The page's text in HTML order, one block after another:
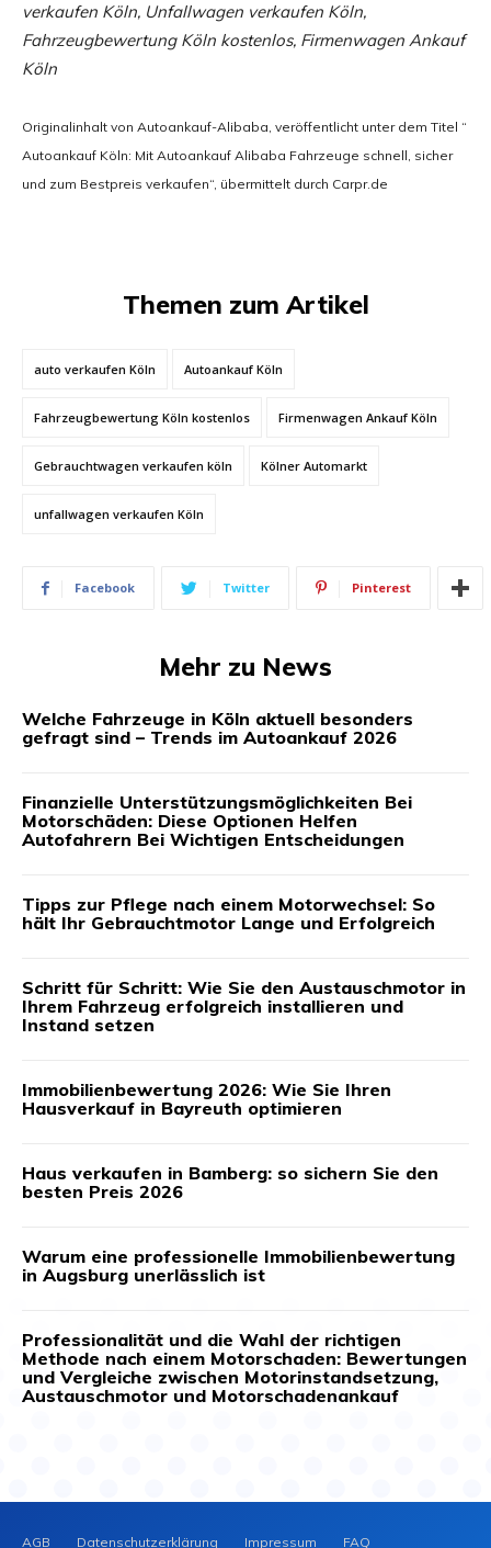
verkaufen Köln, Unfallwagen verkaufen Köln,
Fahrzeugbewertung Köln kostenlos, Firmenwagen Ankauf
Köln
Originalinhalt von Autoankauf-Alibaba, veröffentlicht unter dem Titel “
Autoankauf Köln: Mit Autoankauf Alibaba Fahrzeuge schnell, sicher
und zum Bestpreis verkaufen“, übermittelt durch Carpr.de
Themen zum Artikel
auto verkaufen Köln Autoankauf Köln
Fahrzeugbewertung Köln kostenlos Firmenwagen Ankauf Köln
Gebrauchtwagen verkaufen köln Kölner Automarkt
unfallwagen verkaufen Köln
Facebook Twitter Pinterest
Mehr zu News
Welche Fahrzeuge in Köln aktuell besonders
gefragt sind – Trends im Autoankauf 2026
Finanzielle Unterstützungsmöglichkeiten Bei
Motorschäden: Diese Optionen Helfen
Autofahrern Bei Wichtigen Entscheidungen
Tipps zur Pflege nach einem Motorwechsel: So
hält Ihr Gebrauchtmotor Lange und Erfolgreich
Schritt für Schritt: Wie Sie den Austauschmotor in
Ihrem Fahrzeug erfolgreich installieren und
Instand setzen
Immobilienbewertung 2026: Wie Sie Ihren
Hausverkauf in Bayreuth optimieren
Haus verkaufen in Bamberg: so sichern Sie den
besten Preis 2026
Warum eine professionelle Immobilienbewertung
in Augsburg unerlässlich ist
Professionalität und die Wahl der richtigen
Methode nach einem Motorschaden: Bewertungen
und Vergleiche zwischen Motorinstandsetzung,
Austauschmotor und Motorschadenankauf
AGB Datenschutzerklärung Impressum FAQ